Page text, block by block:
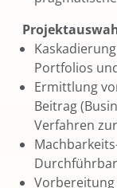
Portfolios
Ermittlung
Beitrag
Verfahren